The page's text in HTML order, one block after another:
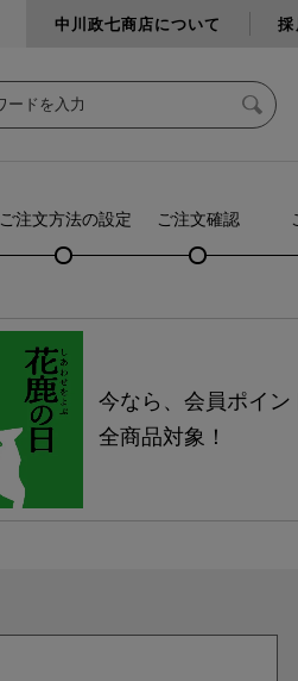
中川政七商店について 採
ご注文方法の設定 ご注文確認
今なら、会員ポイン
全商品対象！